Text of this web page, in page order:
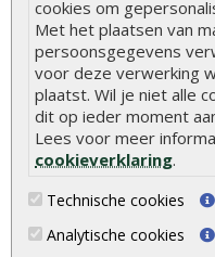
cookies om
Met het plaatsen van
persoonsgegevens
voor deze verwerking
plaatst. Wil je niet alle
dit op ieder moment
Lees voor meer
cookieverklaring.
Technische cookies
Analytische cookies
Welke palen voor een
Alle populaire
Tuinhout
Schutting